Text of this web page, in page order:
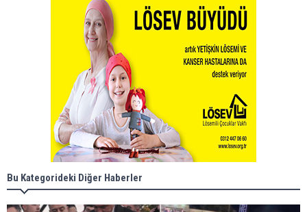
Bu Kategorideki Diğer Haberler